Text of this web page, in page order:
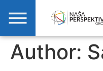
Author: